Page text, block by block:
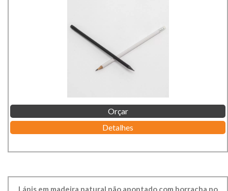
Orçar
Detalhes
Lápis em madeira natural não apontado com borracha no